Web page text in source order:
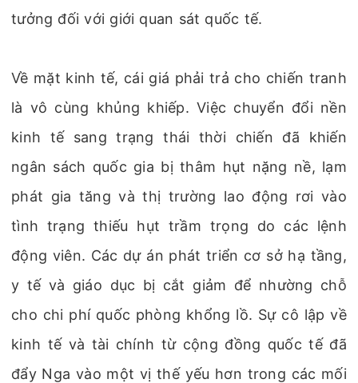
tưởng đối với giới quan sát quốc tế.
Về mặt kinh tế, cái giá phải trả cho chiến tranh
là vô cùng khủng khiếp. Việc chuyển đổi nền
kinh tế sang trạng thái thời chiến đã khiến
ngân sách quốc gia bị thâm hụt nặng nề, lạm
phát gia tăng và thị trường lao động rơi vào
tình trạng thiếu hụt trầm trọng do các lệnh
động viên. Các dự án phát triển cơ sở hạ tầng,
y tế và giáo dục bị cắt giảm để nhường chỗ
cho chi phí quốc phòng khổng lồ. Sự cô lập về
kinh tế và tài chính từ cộng đồng quốc tế đã
đẩy Nga vào một vị thế yếu hơn trong các mối